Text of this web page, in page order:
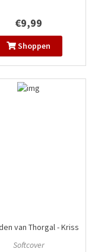
€9,99
Shoppen
van Thorgal - Kriss
Softcover